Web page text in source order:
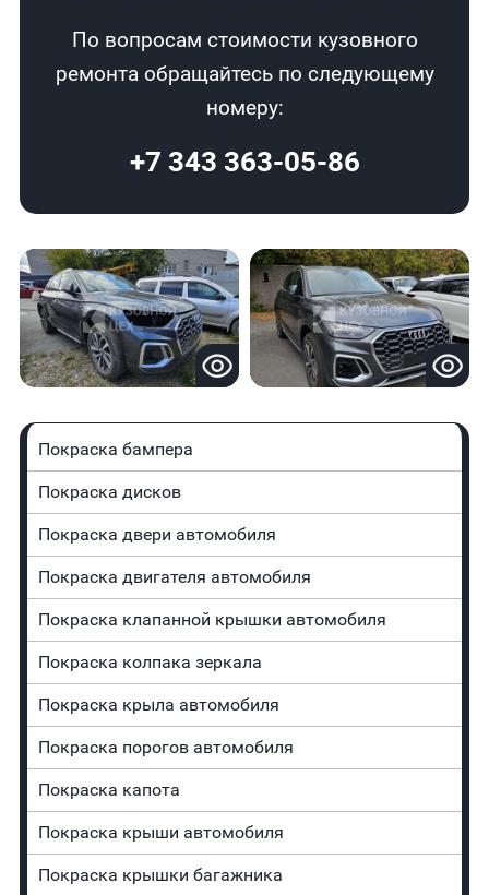
По вопросам стоимости кузовного
ремонта обращайтесь по следующему
номеру:
+7 343 363-05-86
Покраска бампера
Покраска дисков
Покраска двери автомобиля
Покраска двигателя автомобиля
Покраска клапанной крышки автомобиля
Покраска колпака зеркала
Покраска крыла автомобиля
Покраска порогов автомобиля
Покраска капота
Покраска крыши автомобиля
Покраска крышки багажника